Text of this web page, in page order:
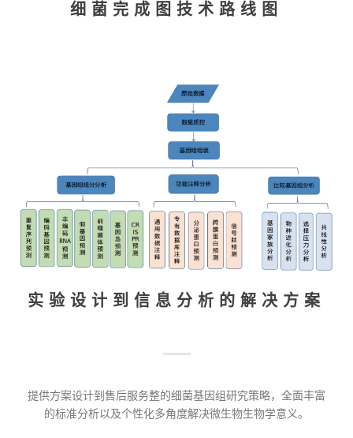
细菌完成图技术路线图
实验设计到信息分析的解决方案
提供方案设计到售后服务整的细菌基因组研究策略，全面丰富
的标准分析以及个性化多角度解决微生物生物学意义。